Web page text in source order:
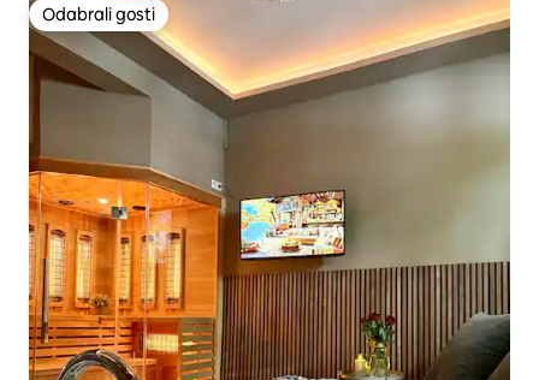
Odabrali gosti
Odabrali gosti